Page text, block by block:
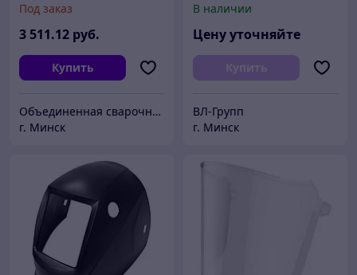
Под заказ
3 511.12 руб.
Купить
Объединенная сварочная компания
г. Минск
В наличии
Цену уточняйте
Купить
ВЛ-Групп
г. Минск